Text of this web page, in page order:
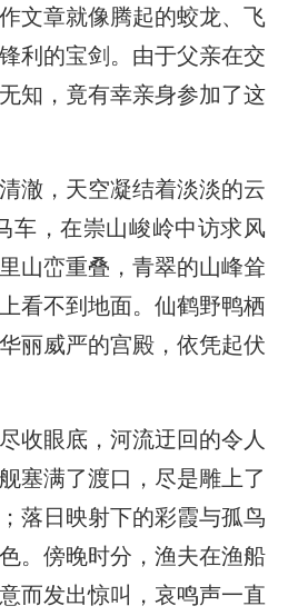
文章就像腾起的蛟龙、飞
利的宝剑。由于父亲在交
知，竟有幸亲身参加了这
澈，天空凝结着淡淡的云
车，在崇山峻岭中访求风
山峦重叠，青翠的山峰耸
看不到地面。仙鹤野鸭栖
丽威严的宫殿，依凭起伏
收眼底，河流迂回的令人
塞满了渡口，尽是雕上了
落日映射下的彩霞与孤鸟
。傍晚时分，渔夫在渔船
而发出惊叫，哀鸣声一直